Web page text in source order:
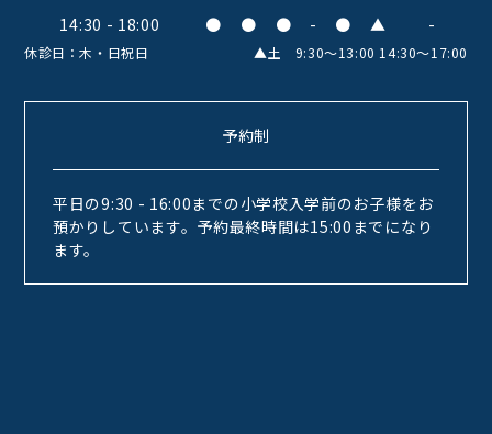
14:30 - 18:00
● ● ● - ● ▲ -
休診日：木・日祝日 ▲土 9:30〜13:00 14:30〜17:00
予約制
平日の9:30 - 16:00までの小学校入学前のお子様をお
預かりしています。予約最終時間は15:00までになり
ます。